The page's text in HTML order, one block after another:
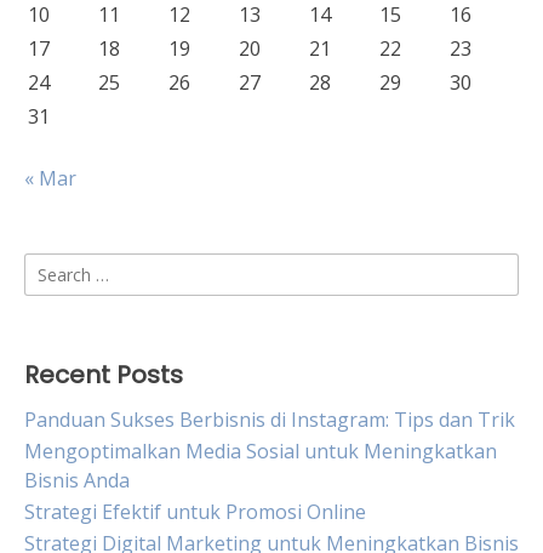
10
11 12 13 14 15
16
17
18 19 20 21 22
23
24
25 26 27 28 29
30
31
« Mar
Search
for:
Recent Posts
Panduan Sukses Berbisnis di Instagram: Tips dan Trik
Mengoptimalkan Media Sosial untuk Meningkatkan
Bisnis Anda
Strategi Efektif untuk Promosi Online
Strategi Digital Marketing untuk Meningkatkan Bisnis